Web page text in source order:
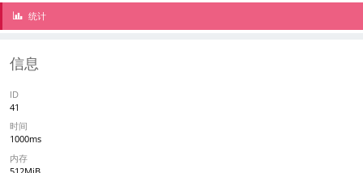
统计
信息
ID
41
时间
1000ms
内存